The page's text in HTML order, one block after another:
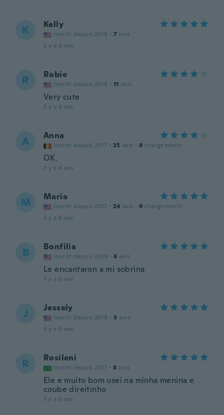
K Kelly
Inscrit depuis 2018 · 7 avis
il y a 6 ans
R Robie
Inscrit depuis 2018 · 11 avis
Very cute
il y a 6 ans
A Anna
Inscrit depuis 2017 · 25 avis · 9 chargements
OK.
il y a 6 ans
M Maria
Inscrit depuis 2017 · 24 avis · 9 chargements
il y a 6 ans
B Bonfilia
Inscrit depuis 2019 · 6 avis
Le encantaron a mi sobrina
il y a 6 ans
J Jessely
Inscrit depuis 2019 · 3 avis
il y a 6 ans
R Rosileni
Inscrit depuis 2017 · 8 avis
Ele e muito bom usei na minha menina e
coube direitinho
il y a 6 ans